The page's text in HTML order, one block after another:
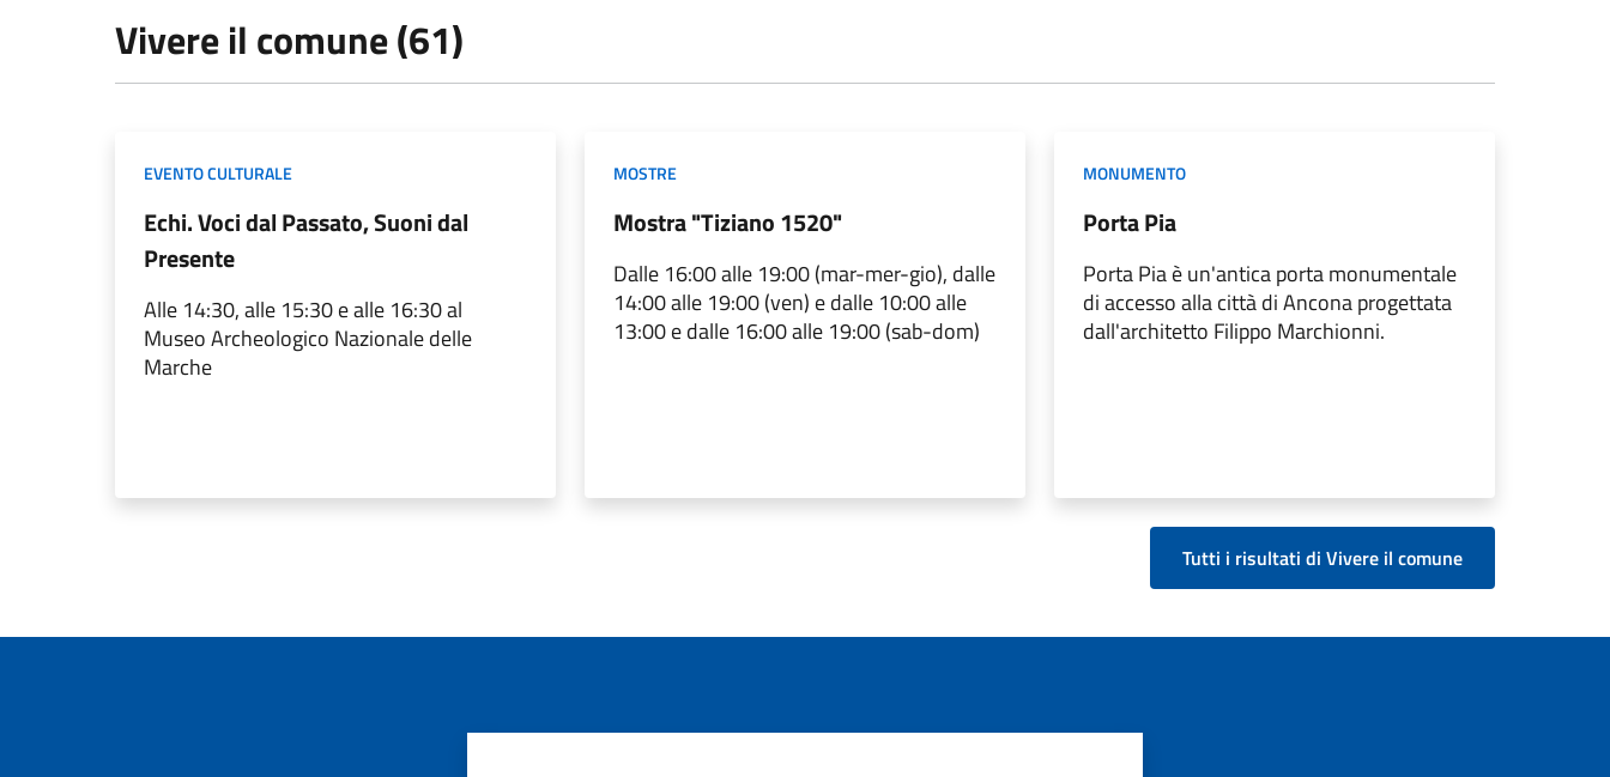
Vivere il comune (61)
EVENTO CULTURALE
Echi. Voci dal Passato, Suoni dal
Presente
Alle 14:30, alle 15:30 e alle 16:30 al
Museo Archeologico Nazionale delle
Marche
MOSTRE
Mostra "Tiziano 1520"
Dalle 16:00 alle 19:00 (mar-mer-gio), dalle
14:00 alle 19:00 (ven) e dalle 10:00 alle
13:00 e dalle 16:00 alle 19:00 (sab-dom)
MONUMENTO
Porta Pia
Porta Pia è un'antica porta monumentale
di accesso alla città di Ancona progettata
dall'architetto Filippo Marchionni.
Tutti i risultati di Vivere il comune